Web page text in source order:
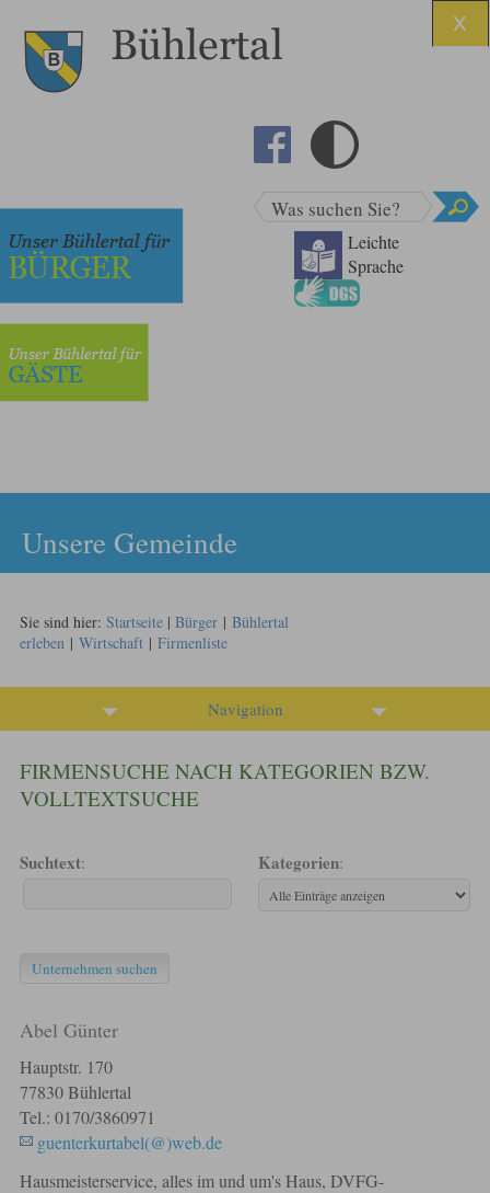
Leichte
Sprache
Was suchen Sie?
Unsere Gemeinde
Sie sind hier: Startseite | Bürger| Bühlertal
erleben| Wirtschaft| Firmenliste
Navigation
FIRMENSUCHE NACH KATEGORIEN BZW.
VOLLTEXTSUCHE
Suchtext: Kategorien:
Abel Günter
Hauptstr. 170
77830 Bühlertal
Tel.: 0170/3860971
guenterkurtabel(@)web.de
Hausmeisterservice, alles im und um's Haus, DVFG-